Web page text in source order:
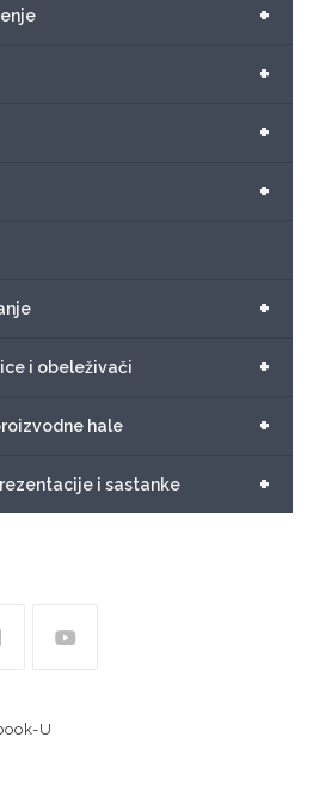
+
+
+
+
+
+
i obeleživači
+
hale
+
i sastanke
U